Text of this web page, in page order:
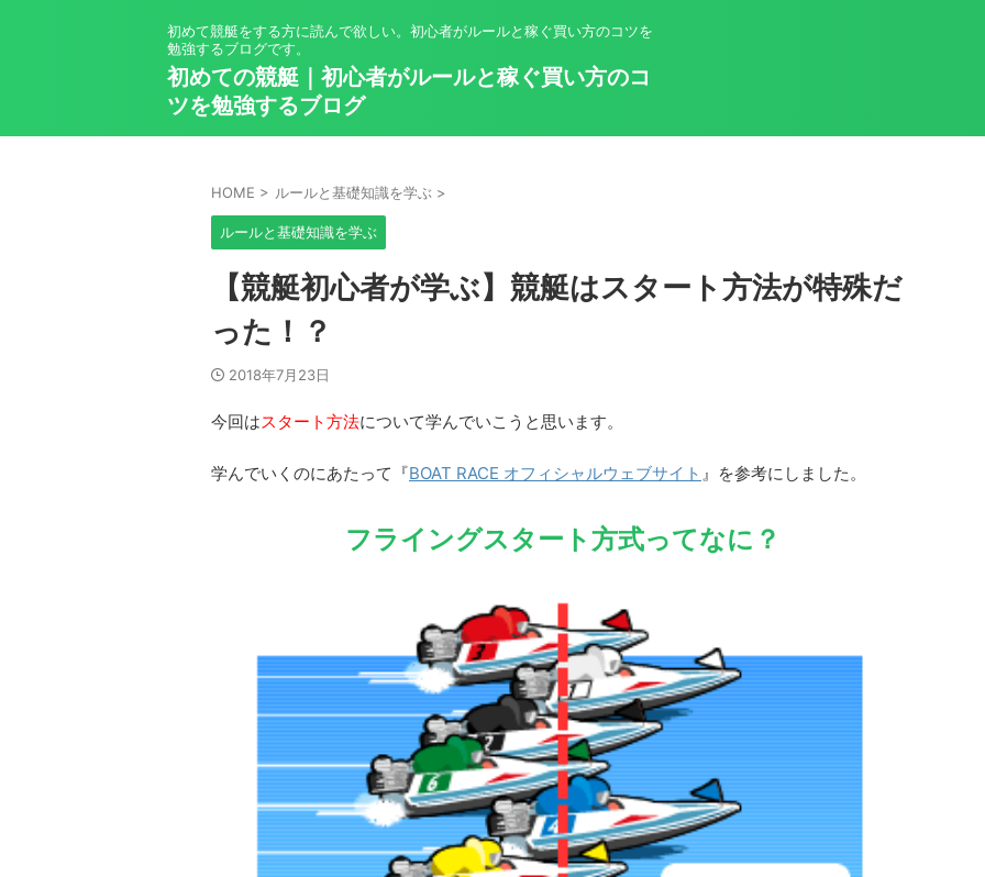
初めて競艇をする方に読んで欲しい。初心者がルールと稼ぐ買い方のコツを
勉強するブログです。
初めての競艇｜初心者がルールと稼ぐ買い方のコ
ツを勉強するブログ
HOME > ルールと基礎知識を学ぶ >
ルールと基礎知識を学ぶ
【競艇初心者が学ぶ】競艇はスタート方法が特殊だ
った！？
2018年7月23日
今回はスタート方法について学んでいこうと思います。
学んでいくのにあたって 『BOAT RACE オフィシャルウェブサイト 』を参考にしました。
フライングスタート方式ってなに？